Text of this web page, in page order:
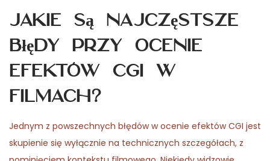
Jakie są najczęstsze
błędy przy ocenie
efektów CGi w
filmach?
Jednym z powszechnych błędów w ocenie efektów CGI jest
skupienie się wyłącznie na technicznych szczegółach, z